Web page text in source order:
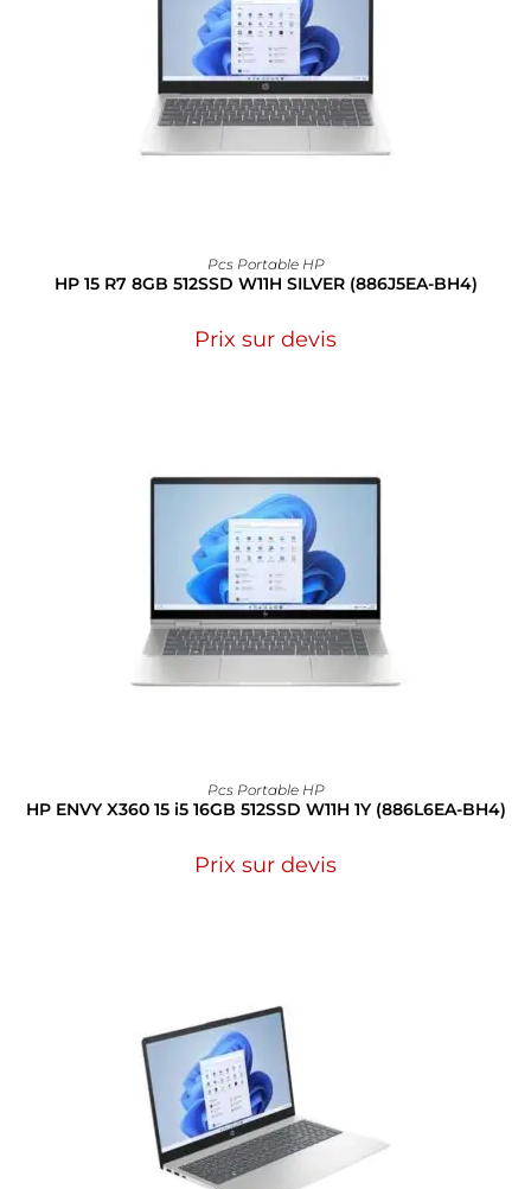
Pcs Portable HP
HP 15 R7 8GB 512SSD W11H SILVER (886J5EA-BH4)
Prix sur devis
Pcs Portable HP
HP ENVY X360 15 i5 16GB 512SSD W11H 1Y (886L6EA-BH4)
Prix sur devis